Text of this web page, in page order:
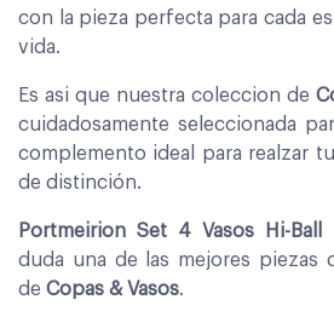
con la pieza perfecta para cada
vida.
Es asi que nuestra coleccion de
cuidadosamente seleccionada
complemento ideal para realzar
de distinción.
Portmeirion Set 4 Vasos Hi-Ball
duda una de las mejores piezas
de Copas & Vasos.